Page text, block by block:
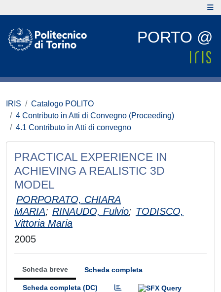
PORTO @
IRIS
Catalogo POLITO
4 Contributo in Atti di Convegno (Proceeding)
4.1 Contributo in Atti di convegno
PRACTICAL EXPERIENCE IN
ACHIEVING A REALISTIC 3D
MODEL
PORPORATO, CHIARA
MARIA; RINAUDO, Fulvio; TODISCO,
Vittoria Maria
2005
Scheda breve Scheda completa
Scheda completa (DC)